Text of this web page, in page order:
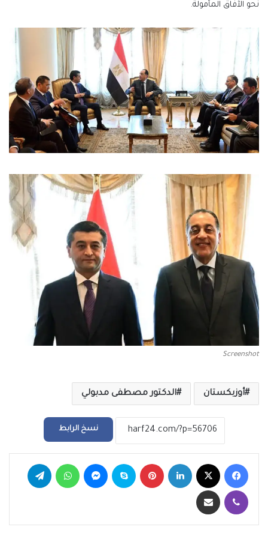
نحو الآفاق المأمولة.
Screenshot
أوزبكستان الدكتور مصطفى مدبولي
نسخ الرابط
فيسبوك لينكدإن بينتيريست سكايب ماسنجر واتساب
ڤايبر مشاركة عبر البريد